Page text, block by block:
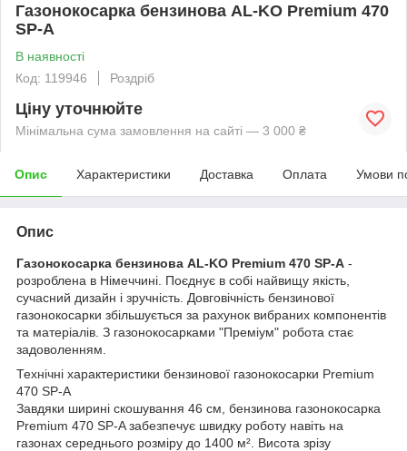
Газонокосарка бензинова AL-KO Premium 470
SP-A
В наявності
Код: 119946
Роздріб
Ціну уточнюйте
Мінімальна сума замовлення на сайті — 3 000 ₴
Опис Характеристики Доставка Оплата Умови
Опис
Газонокосарка бензинова AL-KO Premium 470 SP-A -
розроблена в Німеччині. Поєднує в собі найвищу якість,
сучасний дизайн і зручність. Довговічність бензинової
газонокосарки збільшується за рахунок вибраних компонентів
та матеріалів. З газонокосарками "Преміум" робота стає
задоволенням.
Технічні характеристики бензинової газонокосарки Premium
470 SP-A
Завдяки ширині скошування 46 см, бензинова газонокосарка
Premium 470 SP-A забезпечує швидку роботу навіть на
газонах середнього розміру до 1400 м². Висота зрізу